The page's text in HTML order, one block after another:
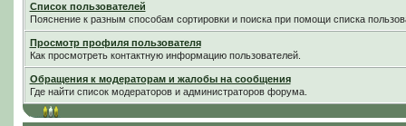
Список пользователей
Пояснение к разным способам сортировки и поиска при помощи списка
Просмотр профиля пользователя
Как просмотреть контактную информацию пользователей.
Обращения к модераторам и жалобы на сообщения
Где найти список модераторов и администраторов форума.